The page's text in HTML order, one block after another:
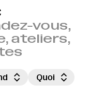
vous,
ateliers,
Quoi